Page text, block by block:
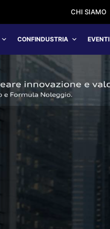
CHI SIAMO
CONFINDUSTRIA EVENTI